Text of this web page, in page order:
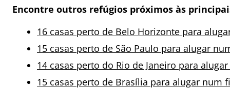
Encontre outros refúgios próximos às
16 casas perto de Belo Horizonte para
15 casas perto de São Paulo para alugar
14 casas perto do Rio de Janeiro para
15 casas perto de Brasília para alugar num